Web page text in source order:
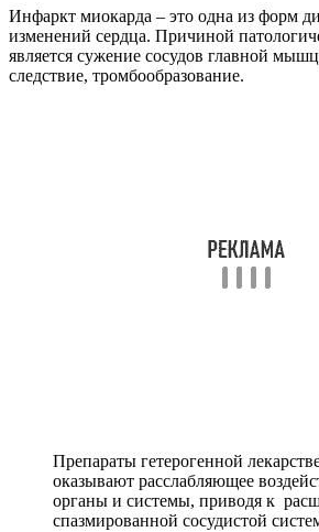
Инфаркт миокарда – это одна из форм
изменений сердца. Причиной
является сужение сосудов главной
следствие, тромбообразование.
Препараты гетерогенной
оказывают расслабляющее
органы и системы, приводя к
спазмированной сосудистой